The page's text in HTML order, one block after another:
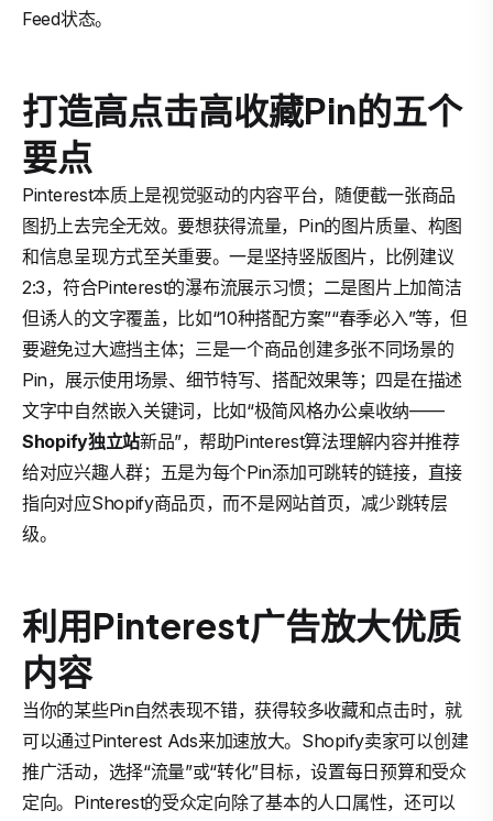
Feed状态。
打造高点击高收藏Pin的五个
要点
Pinterest本质上是视觉驱动的内容平台，随便截一张商品
图扔上去完全无效。要想获得流量，Pin的图片质量、构图
和信息呈现方式至关重要。一是坚持竖版图片，比例建议
2:3，符合Pinterest的瀑布流展示习惯；二是图片上加简洁
但诱人的文字覆盖，比如“10种搭配方案”“春季必入”等，但
要避免过大遮挡主体；三是一个商品创建多张不同场景的
Pin，展示使用场景、细节特写、搭配效果等；四是在描述
文字中自然嵌入关键词，比如“极简风格办公桌收纳——
Shopify独立站新品”，帮助Pinterest算法理解内容并推荐
给对应兴趣人群；五是为每个Pin添加可跳转的链接，直接
指向对应Shopify商品页，而不是网站首页，减少跳转层
级。
利用Pinterest广告放大优质
内容
当你的某些Pin自然表现不错，获得较多收藏和点击时，就
可以通过Pinterest Ads来加速放大。Shopify卖家可以创建
推广活动，选择“流量”或“转化”目标，设置每日预算和受众
定向。Pinterest的受众定向除了基本的人口属性，还可以